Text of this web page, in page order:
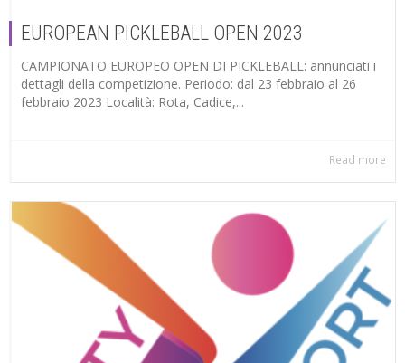
EUROPEAN PICKLEBALL OPEN 2023
CAMPIONATO EUROPEO OPEN DI PICKLEBALL: annunciati i
dettagli della competizione. Periodo: dal 23 febbraio al 26
febbraio 2023 Località: Rota, Cadice,...
Read more